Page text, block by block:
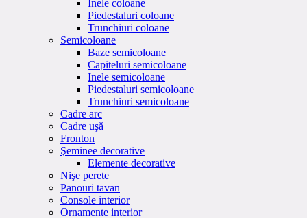
Inele coloane
Piedestaluri coloane
Trunchiuri coloane
Semicoloane
Baze semicoloane
Capiteluri semicoloane
Inele semicoloane
Piedestaluri semicoloane
Trunchiuri semicoloane
Cadre arc
Cadre uşă
Fronton
Şeminee decorative
Elemente decorative
Nişe perete
Panouri tavan
Console interior
Ornamente interior